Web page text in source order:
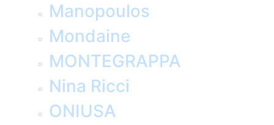
Manopoulos
Mondaine
MONTEGRAPPA
Nina Ricci
ONIUSA